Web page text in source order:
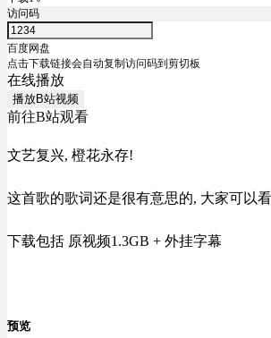
访问码
百度网盘
点击下载链接会自动复制访问码到剪切板
在线播放
播放B站视频
前往B站观看
文艺复兴, 橙花永存!
这首歌的歌词还是很有意思的, 大家可以
下载包括 原视频1.3GB + 外挂字幕
预览